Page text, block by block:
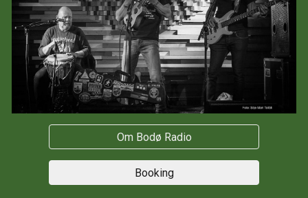
Om Bodø Radio
Booking